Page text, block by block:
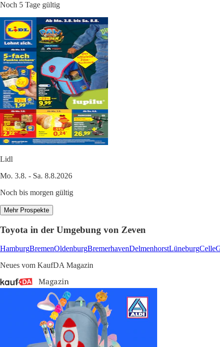
Noch 5 Tage gültig
Lidl
Mo. 3.8. - Sa. 8.8.2026
Noch bis morgen gültig
Mehr Prospekte
Toyota in der Umgebung von Zeven
HamburgBremenOldenburgBremerhavenDelmenhorstLüneburgCelle
Neues vom KaufDA Magazin